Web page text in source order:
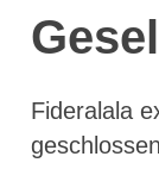
Fideralala